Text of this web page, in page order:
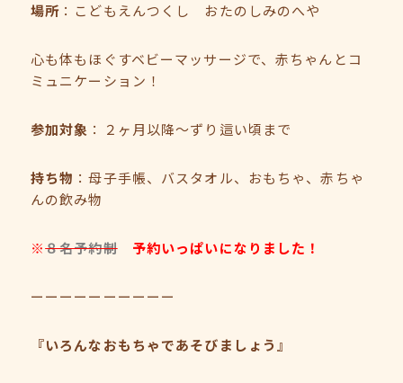
場所 ：こどもえんつくし おたのしみのへや
心も体もほぐすベビーマッサージで、赤ちゃんとコ
ミュニケーション！
参加対象 ：２ヶ月以降～ずり這い頃まで
持ち物 ：母子手帳、バスタオル、おもちゃ、赤ちゃ
んの飲み物
※８名予約制予約いっぱいになりました！
ーーーーーーーーーー
『いろんなおもちゃであそびましょう』